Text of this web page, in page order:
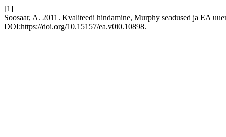
[1]
Soosaar, A. 2011. Kvaliteedi hindamine, Murphy seadused ja EA
DOI:https://doi.org/10.15157/ea.v0i0.10898.